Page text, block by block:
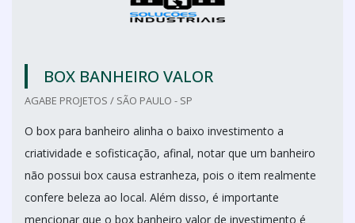
BOX BANHEIRO VALOR
AGABE PROJETOS / SÃO PAULO - SP
O box para banheiro alinha o baixo investimento a
criatividade e sofisticação, afinal, notar que um banheiro
não possui box causa estranheza, pois o item realmente
confere beleza ao local. Além disso, é importante
mencionar que o box banheiro valor de investimento é